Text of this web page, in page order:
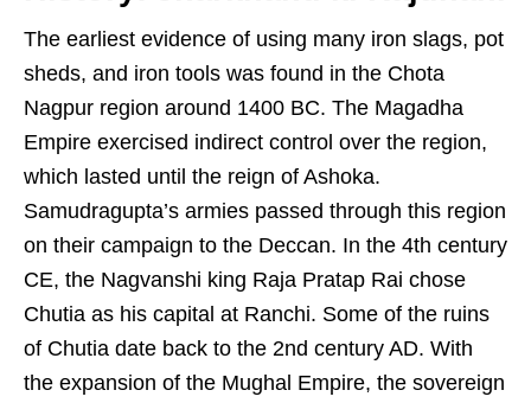
The earliest evidence of using many iron slags, pot
sheds, and iron tools was found in the Chota
Nagpur region around 1400 BC. The Magadha
Empire exercised indirect control over the region,
which lasted until the reign of Ashoka.
Samudragupta’s armies passed through this region
on their campaign to the Deccan. In the 4th century
CE, the Nagvanshi king Raja Pratap Rai chose
Chutia as his capital at Ranchi. Some of the ruins
of Chutia date back to the 2nd century AD. With
the expansion of the Mughal Empire, the sovereign